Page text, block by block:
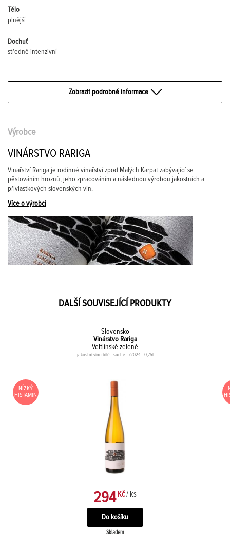
Tělo
plnější
Dochuť
středně intenzivní
Zobrazit podrobné informace
Výrobce
VINÁRSTVO RARIGA
Vinařství Rariga je rodinné vinařství zpod Malých Karpat zabývající se
pěstováním hroznů, jeho zpracováním a následnou výrobou jakostních a
přívlastkových slovenských vín.
Více o výrobci
DALŠÍ SOUVISEJÍCÍ PRODUKTY
Slovensko
Vinárstvo Rariga
Veltlínské zelené
jakostní víno bílé - suché - r2024 - 0,75l
NÍZKÝ
HISTAMIN
294 Kč / ks
Skladem